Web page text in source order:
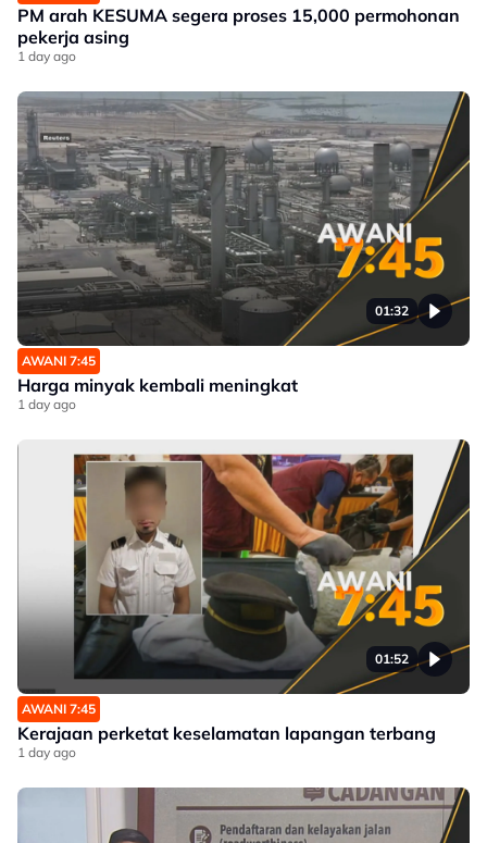
PM arah KESUMA segera proses 15,000 permohonan
pekerja asing
1 day ago
01:32
AWANI 7:45
Harga minyak kembali meningkat
1 day ago
01:52
AWANI 7:45
Kerajaan perketat keselamatan lapangan terbang
1 day ago